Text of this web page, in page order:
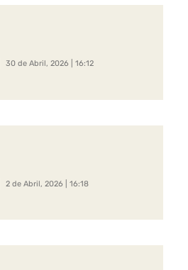
30 de Abril, 2026 | 16:12
2 de Abril, 2026 | 16:18